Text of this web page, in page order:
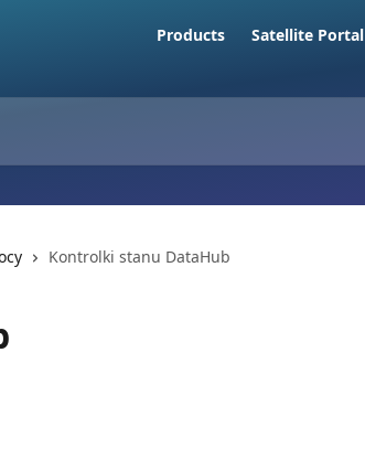
Products Satellite Portal
Kontrolki stanu DataHub